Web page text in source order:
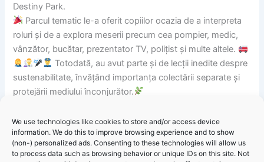
We use technologies like cookies to store and/or access device
information. We do this to improve browsing experience and to show
(non-) personalized ads. Consenting to these technologies will allow us
to process data such as browsing behavior or unique IDs on this site. Not
Destiny Park.
Parcul tematic le-a oferit copiilor ocazia de a interpreta
roluri și de a explora meserii precum cea pompier, medic,
vânzător, bucătar, prezentator TV, polițist și multe altele.
Totodată, au avut parte și de lecții inedite despre
sustenabilitate, învățând importanța colectării separate și
protejării mediului înconjurător.
profesii, cum să gestioneze un buget, cum să își câștige și
să își cheltuiască banii.
Felicitări tuturor câștigătorilor pentru eforturile lor! Sperăm